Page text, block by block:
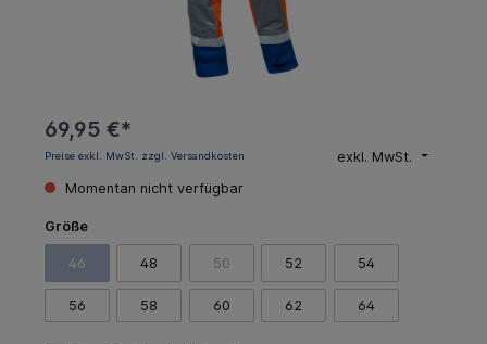
69,95 €*
exkl. MwSt.
Preise exkl. MwSt. zzgl. Versandkosten
Momentan nicht verfügbar
Größe
46 48 50 52 54
56 58 60 62 64